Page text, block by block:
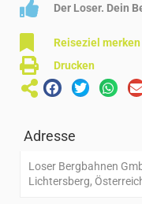
Der Loser. Dein
Reiseziel merken
Drucken
Adresse
Loser Bergbahnen
Lichtersberg,